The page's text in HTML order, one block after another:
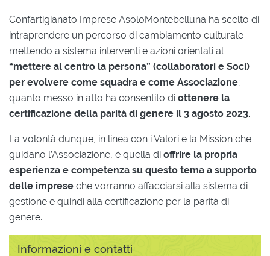
Confartigianato Imprese AsoloMontebelluna ha scelto di
intraprendere un percorso di cambiamento culturale
mettendo a sistema interventi e azioni orientati al
“mettere al centro la persona” (collaboratori e Soci)
per evolvere come squadra e come Associazione;
quanto messo in atto ha consentito di ottenere la
certificazione della parità di genere il 3 agosto 2023.
La volontà dunque, in linea con i Valori e la Mission che
guidano l’Associazione, è quella di offrire la propria
esperienza e competenza su questo tema a supporto
delle imprese che vorranno affacciarsi alla sistema di
gestione e quindi alla certificazione per la parità di
genere.
Informazioni e contatti